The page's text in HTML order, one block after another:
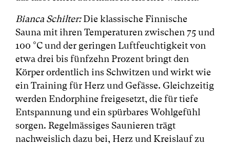
Bianca Schilter:Die klassische Finnische
Sauna mit ihren Temperaturen zwischen 75 und
100 °C und der geringen Luftfeuchtigkeit von
etwa drei bis fünfzehn Prozent bringt den
Körper ordentlich ins Schwitzen und wirkt wie
ein Training für Herz und Gefässe. Gleichzeitig
werden Endorphine freigesetzt, die für tiefe
Entspannung und ein spürbares Wohlgefühl
sorgen. Regelmässiges Saunieren trägt
nachweislich dazu bei, Herz und Kreislauf zu